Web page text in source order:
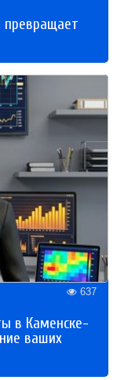
превращает
637
в Каменске-
ваших